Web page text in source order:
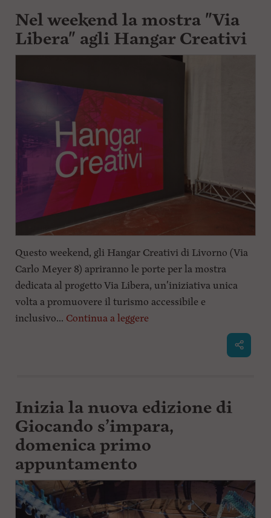
Nel weekend la mostra "Via
Libera" agli Hangar Creativi
Questo weekend, gli Hangar Creativi di Livorno (Via
Carlo Meyer 8) apriranno le porte per la mostra
dedicata al progetto Via Libera, un'iniziativa unica
volta a promuovere il turismo accessibile e
inclusivo... Continua a leggere
Inizia la nuova edizione di
Giocando s’impara,
domenica primo
appuntamento